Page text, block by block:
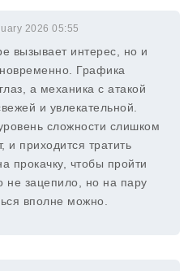
2026 05:55
вызывает интерес, но и
Графика
а механика с атакой
и увлекательной.
сложности слишком
и приходится тратить
прокачку, чтобы пройти
не зацепило, но на пару
вполне можно.